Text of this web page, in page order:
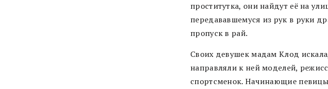
проститутка, они найдут её на
передававшемуся из рук в руки
пропуск в рай.
Своих девушек мадам Клод
направляли к ней моделей,
спортсменок. Начинающие